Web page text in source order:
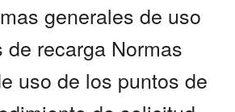
generales de uso
recarga Normas
uso de los puntos de